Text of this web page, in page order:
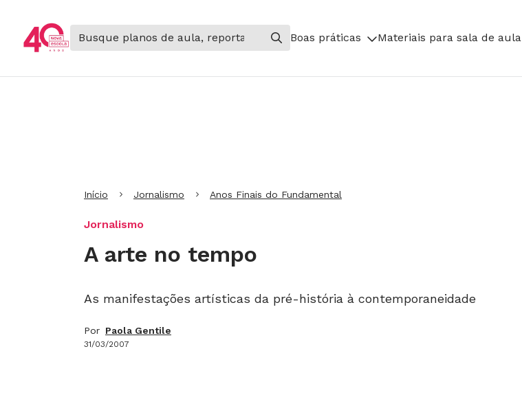
Boas práticas Materiais para sala de aula
Início Jornalismo Anos Finais do Fundamental
Jornalismo
A arte no tempo
As manifestações artísticas da pré-história à contemporaneidade
Por Paola Gentile
31/03/2007